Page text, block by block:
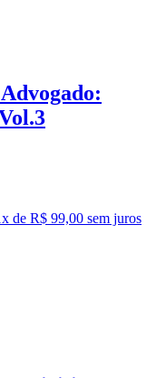
x de R$ 99,00 sem juros